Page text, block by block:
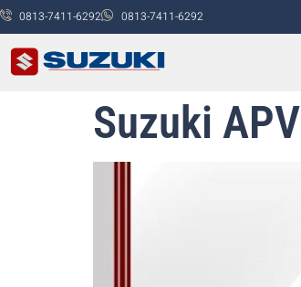
0813-7411-6292 0813-7411-6292
Suzuki APV